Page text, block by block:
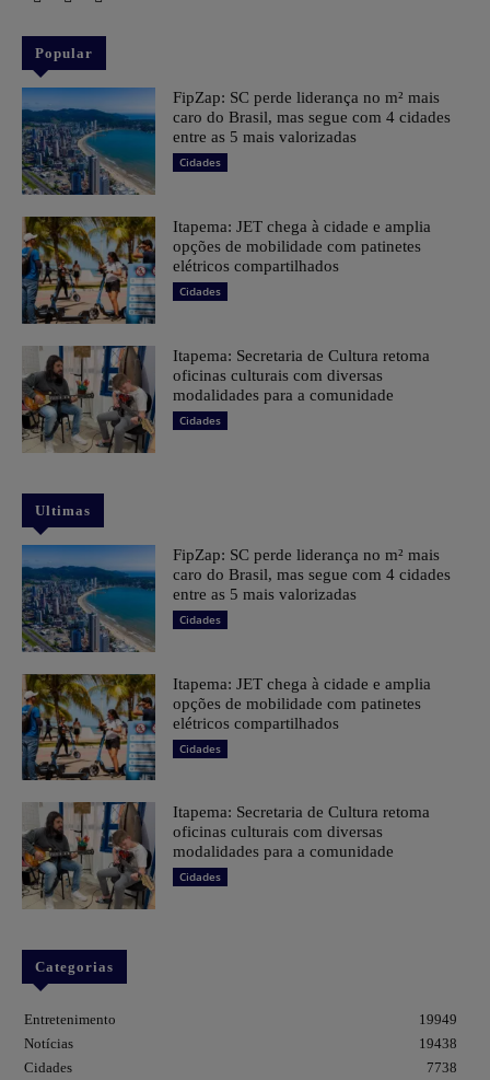
Popular
FipZap: SC perde liderança no m² mais
caro do Brasil, mas segue com 4 cidades
entre as 5 mais valorizadas
Cidades
Itapema: JET chega à cidade e amplia
opções de mobilidade com patinetes
elétricos compartilhados
Cidades
Itapema: Secretaria de Cultura retoma
oficinas culturais com diversas
modalidades para a comunidade
Cidades
Ultimas
FipZap: SC perde liderança no m² mais
caro do Brasil, mas segue com 4 cidades
entre as 5 mais valorizadas
Cidades
Itapema: JET chega à cidade e amplia
opções de mobilidade com patinetes
elétricos compartilhados
Cidades
Itapema: Secretaria de Cultura retoma
oficinas culturais com diversas
modalidades para a comunidade
Cidades
Categorias
Entretenimento
19949
Notícias
19438
Cidades
7738